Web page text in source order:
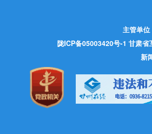
主管单
陇ICP备05003420号-1 甘肃省
新